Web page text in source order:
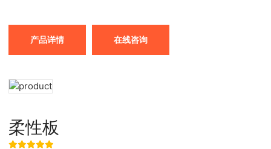
产品详情 在线咨询
柔性板